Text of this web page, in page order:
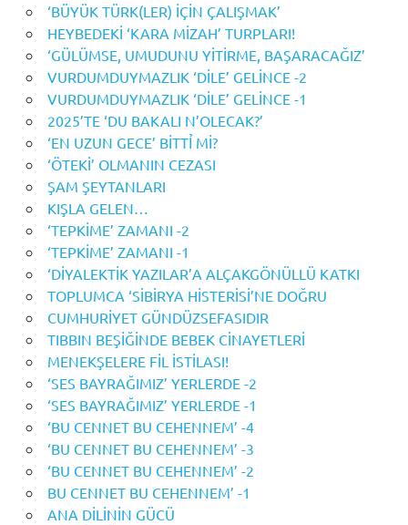
‘BÜYÜK TÜRK(LER) İÇİN ÇALIŞMAK’
HEYBEDEKİ ‘KARA MİZAH’ TURPLARI!
‘GÜLÜMSE, UMUDUNU YİTİRME, BAŞARACAĞIZ’
VURDUMDUYMAZLIK ‘DİLE’ GELİNCE -2
VURDUMDUYMAZLIK ‘DİLE’ GELİNCE -1
2025’TE ‘DU BAKALI N’OLECAK?’
‘EN UZUN GECE’ BİTTỈ Mİ?
‘ÖTEKİ’ OLMANIN CEZASI
ŞAM ŞEYTANLARI
KIŞLA GELEN…
‘TEPKİME’ ZAMANI -2
‘TEPKİME’ ZAMANI -1
‘DİYALEKTİK YAZILAR’A ALÇAKGÖNÜLLÜ KATKI
TOPLUMCA ‘SİBİRYA HİSTERİSİ’NE DOĞRU
CUMHURİYET GÜNDÜZSEFASIDIR
TIBBIN BEŞİĞİNDE BEBEK CİNAYETLERİ
MENEKŞELERE FİL İSTİLASI!
‘SES BAYRAĞIMIZ’ YERLERDE -2
‘SES BAYRAĞIMIZ’ YERLERDE -1
‘BU CENNET BU CEHENNEM’ -4
‘BU CENNET BU CEHENNEM’ -3
‘BU CENNET BU CEHENNEM’ -2
BU CENNET BU CEHENNEM’ -1
ANA DİLİNİN GÜCÜ